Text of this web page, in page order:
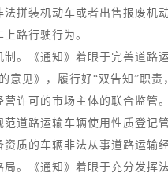
拼装机动车或者出售报废机
路行驶行为。
《通知》着眼于完善道路
意见》，履行好“双告知”职
许可的市场主体的联合监管
道路运输车辆使用性质登记
质的车辆非法从事道路运输
《通知》着眼于充分发挥